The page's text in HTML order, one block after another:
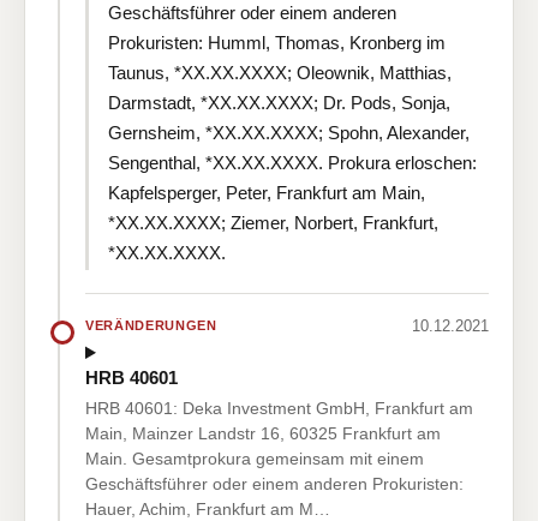
Geschäftsführer oder einem anderen
Prokuristen: Humml, Thomas, Kronberg im
Taunus, *XX.XX.XXXX; Oleownik, Matthias,
Darmstadt, *XX.XX.XXXX; Dr. Pods, Sonja,
Gernsheim, *XX.XX.XXXX; Spohn, Alexander,
Sengenthal, *XX.XX.XXXX. Prokura erloschen:
Kapfelsperger, Peter, Frankfurt am Main,
*XX.XX.XXXX; Ziemer, Norbert, Frankfurt,
*XX.XX.XXXX.
VERÄNDERUNGEN 10.12.2021
HRB 40601
HRB 40601: Deka Investment GmbH, Frankfurt am
Main, Mainzer Landstr 16, 60325 Frankfurt am
Main. Gesamtprokura gemeinsam mit einem
Geschäftsführer oder einem anderen Prokuristen:
Hauer, Achim, Frankfurt am M…